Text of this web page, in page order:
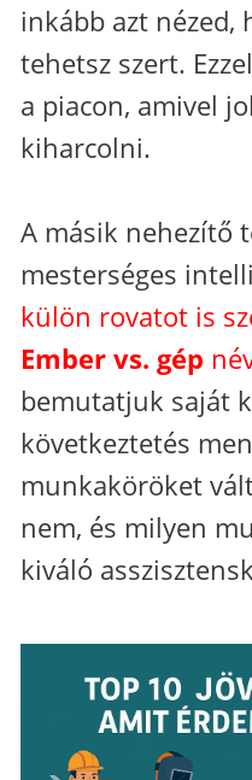
inkább azt nézed,
tehetsz szert.
a piacon, amivel
kiharcolni.
A másik nehezítő
mesterséges
külön rovatot is
Ember vs. gép
bemutatjuk saját
következtetés
munkaköröket
nem, és milyen
kiváló